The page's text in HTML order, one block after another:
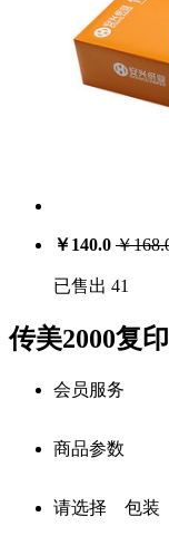
￥140.0 ￥
已售出 41
传美2000复
会员服务
会员享受服务
注册用户：￥
商品参数
商品详细参数
请选择 包装